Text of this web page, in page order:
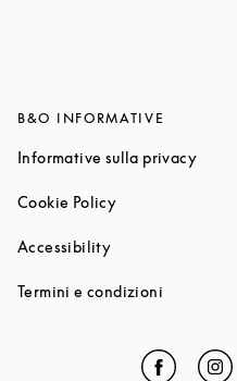
B&O INFORMATIVE
Informative sulla privacyLink
Cookie PolicyLink Opens in
AccessibilityLink Opens in
Termini e condizioni Link
Facebook
Link